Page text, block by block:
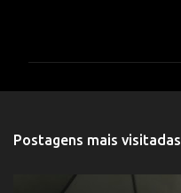
Postagens mais visitadas